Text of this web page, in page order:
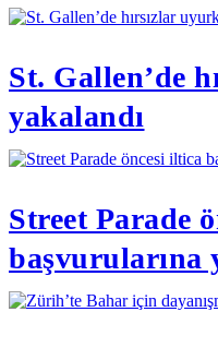
St. Gallen’de
yakalandı
Street Parade
başvurularına